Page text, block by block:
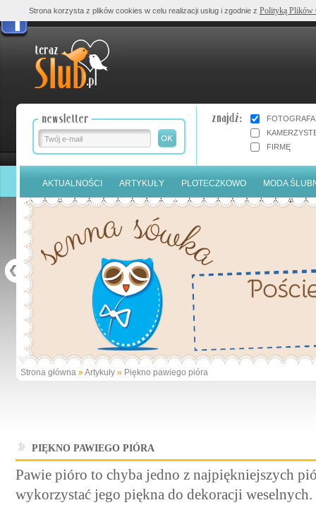
FOTOGRAFA
FIRMĘ
AKTUALNOŚCI ARTYKUŁY PLOTECZKOWO MODA
Strona główna »Artykuły » Piękno pawiego pióra
PIĘKNO PAWIEGO PIÓRA
Pawie pióro to chyba jedno z najpiękniejszych
wykorzystać jego piękna do dekoracji
Strona korzysta z plików cookies w celu realizacji usług i zgodnie z Polityką Plików